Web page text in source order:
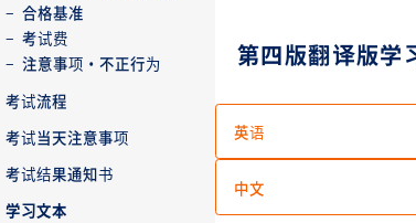
合格基准
考试费
注意事项・不正行为
考试流程
考试当天注意事项
考试结果通知书
学习文本
第四版翻译版学
英语
中文